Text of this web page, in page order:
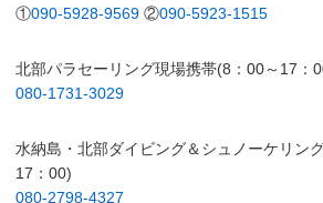
①090-5928-9569 ②090-5923-1515
北部パラセーリング現場携帯(8：00～17：
080-1731-3029
水納島・北部ダイビング＆シュノーケリン
17：00)
080-2798-4327